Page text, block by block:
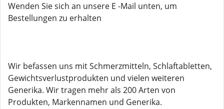
Wenden Sie sich an unsere E -Mail unten, um
Bestellungen zu erhalten
Wir befassen uns mit Schmerzmitteln, Schlaftabletten,
Gewichtsverlustprodukten und vielen weiteren
Generika. Wir tragen mehr als 200 Arten von
Produkten, Markennamen und Generika.